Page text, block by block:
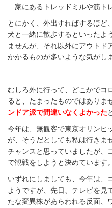
家にあるトレッドミルや筋ト
とにかく、外出すればするほど
犬と一緒に散歩するといったよ
ませんが、それ以外にアウトド
かかるものが多いような気がし
むしろ外に行って、どこかでコ
ると、たまったものではありま
ンドア派で間違いなくよかった
今年は、無観客で東京オリンピ
が、そうだとしても私は行きま
チャンスと思っていましたが、
で観戦をしようと決めています。
いずれにしましても、今年は、
ようですが、先日、テレビを見
たな変異株があらわれる反面、